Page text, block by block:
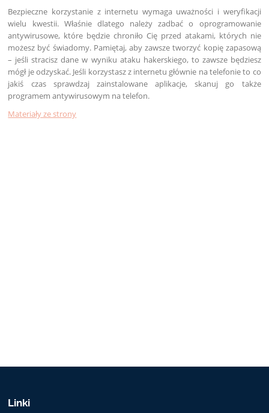
Bezpieczne korzystanie z internetu wymaga uważności i weryfikacji
wielu kwestii. Właśnie dlatego należy zadbać o oprogramowanie
antywirusowe, które będzie chroniło Cię przed atakami, których nie
możesz być świadomy. Pamiętaj, aby zawsze tworzyć kopię zapasową
– jeśli stracisz dane w wyniku ataku hakerskiego, to zawsze będziesz
mógł je odzyskać. Jeśli korzystasz z internetu głównie na telefonie to co
jakiś czas sprawdzaj zainstalowane aplikacje, skanuj go także
programem antywirusowym na telefon.
Materiały ze strony
Linki